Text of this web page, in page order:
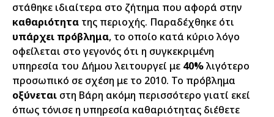
στάθηκε ιδιαίτερα στο ζήτημα που αφορά στην
καθαριότητα της περιοχής. Παραδέχθηκε ότι
υπάρχει πρόβλημα, το οποίο κατά κύριο λόγο
οφείλεται στο γεγονός ότι η συγκεκριμένη
υπηρεσία του Δήμου λειτουργεί με 40%λιγότερο
προσωπικό σε σχέση με το 2010. Το πρόβλημα
οξύνεται στη Βάρη ακόμη περισσότερο γιατί εκεί
όπως τόνισε η υπηρεσία καθαριότητας διέθετε